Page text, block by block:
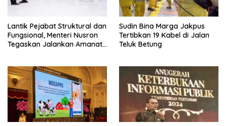
Lantik Pejabat Struktural dan
Fungsional, Menteri Nusron
Tegaskan Jalankan Amanat
Sudin Bina Marga Jakpus
Tertibkan 19 Kabel di Jalan
Teluk Betung